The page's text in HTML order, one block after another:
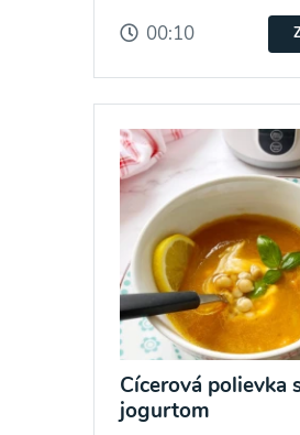
00:10
Cícerová polievka
jogurtom